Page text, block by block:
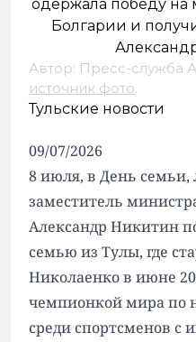
Автор: Пресс-служба
источник фото.
Тульские новости
09/07/2026
8 июля, в День семьи,
заместитель
Александр Никитин
семью из Тулы, где
Николаенко в июне
чемпионкой мира по
среди спортсменов с